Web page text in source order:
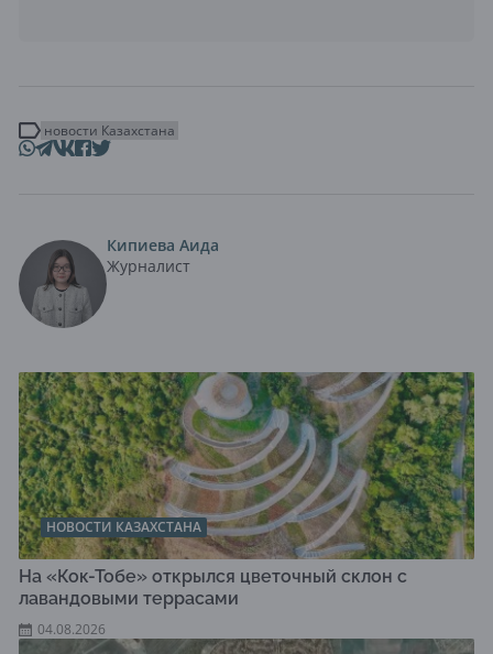
новости Казахстана
Кипиева Аида
Журналист
НОВОСТИ КАЗАХСТАНА
На «Кок-Тобе» открылся цветочный склон с
лавандовыми террасами
04.08.2026